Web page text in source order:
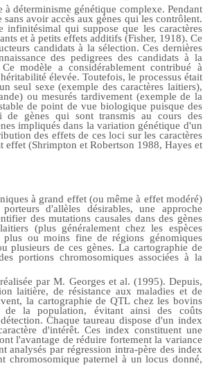
déterminisme génétique complexe. Pendant
avoir accès aux gènes qui les contrôlent.
qui suppose que les caractères
et à petits effets additifs (Fisher, 1918). Ce
candidats à la sélection. Ces dernières
des pedigrees des candidats à la
modèle a considérablement contribué à
élevée. Toutefois, le processus était
seul sexe (exemple des caractères laitiers),
ou mesurés tardivement (exemple de la
de point de vue biologique puisque des
de gènes qui sont transmis au cours des
impliqués dans la variation génétique d'un
des effets de ces loci sur les caractères
effet (Shrimpton et Robertson 1988, Hayes et
à grand effet (ou même à effet modéré)
d'allèles désirables, une approche
des mutations causales dans des gènes
(plus généralement chez les espèces
plus ou moins fine de régions génomiques
plusieurs de ces gènes. La cartographie de
portions chromosomiques associées à la
par M. Georges et al. (1995). Depuis,
laitière, de résistance aux maladies et de
la cartographie de QTL chez les bovins
la population, évitant ainsi des coûts
Chaque taureau dispose d'un index
d'intérêt. Ces index constituent une
l'avantage de réduire fortement la variance
par régression intra-père des index
chromosomique paternel à un locus donné,